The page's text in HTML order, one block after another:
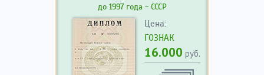
до 1997 года - СССР
Цена:
ГОЗНАК
16.000 руб.